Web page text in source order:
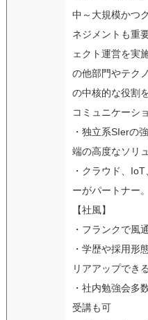
中～大規模かつ
ネジメントも重
ェクト運営を実
の他部門やテク
の中核的な役割
コミュニケーシ
・独立系SIerの
端の高度なソリ
・クラウド、
ーがパートナー。
【社風】
・フランクで風
・学歴や採用形
リアアップでき
・社内勉強会多
受講も可